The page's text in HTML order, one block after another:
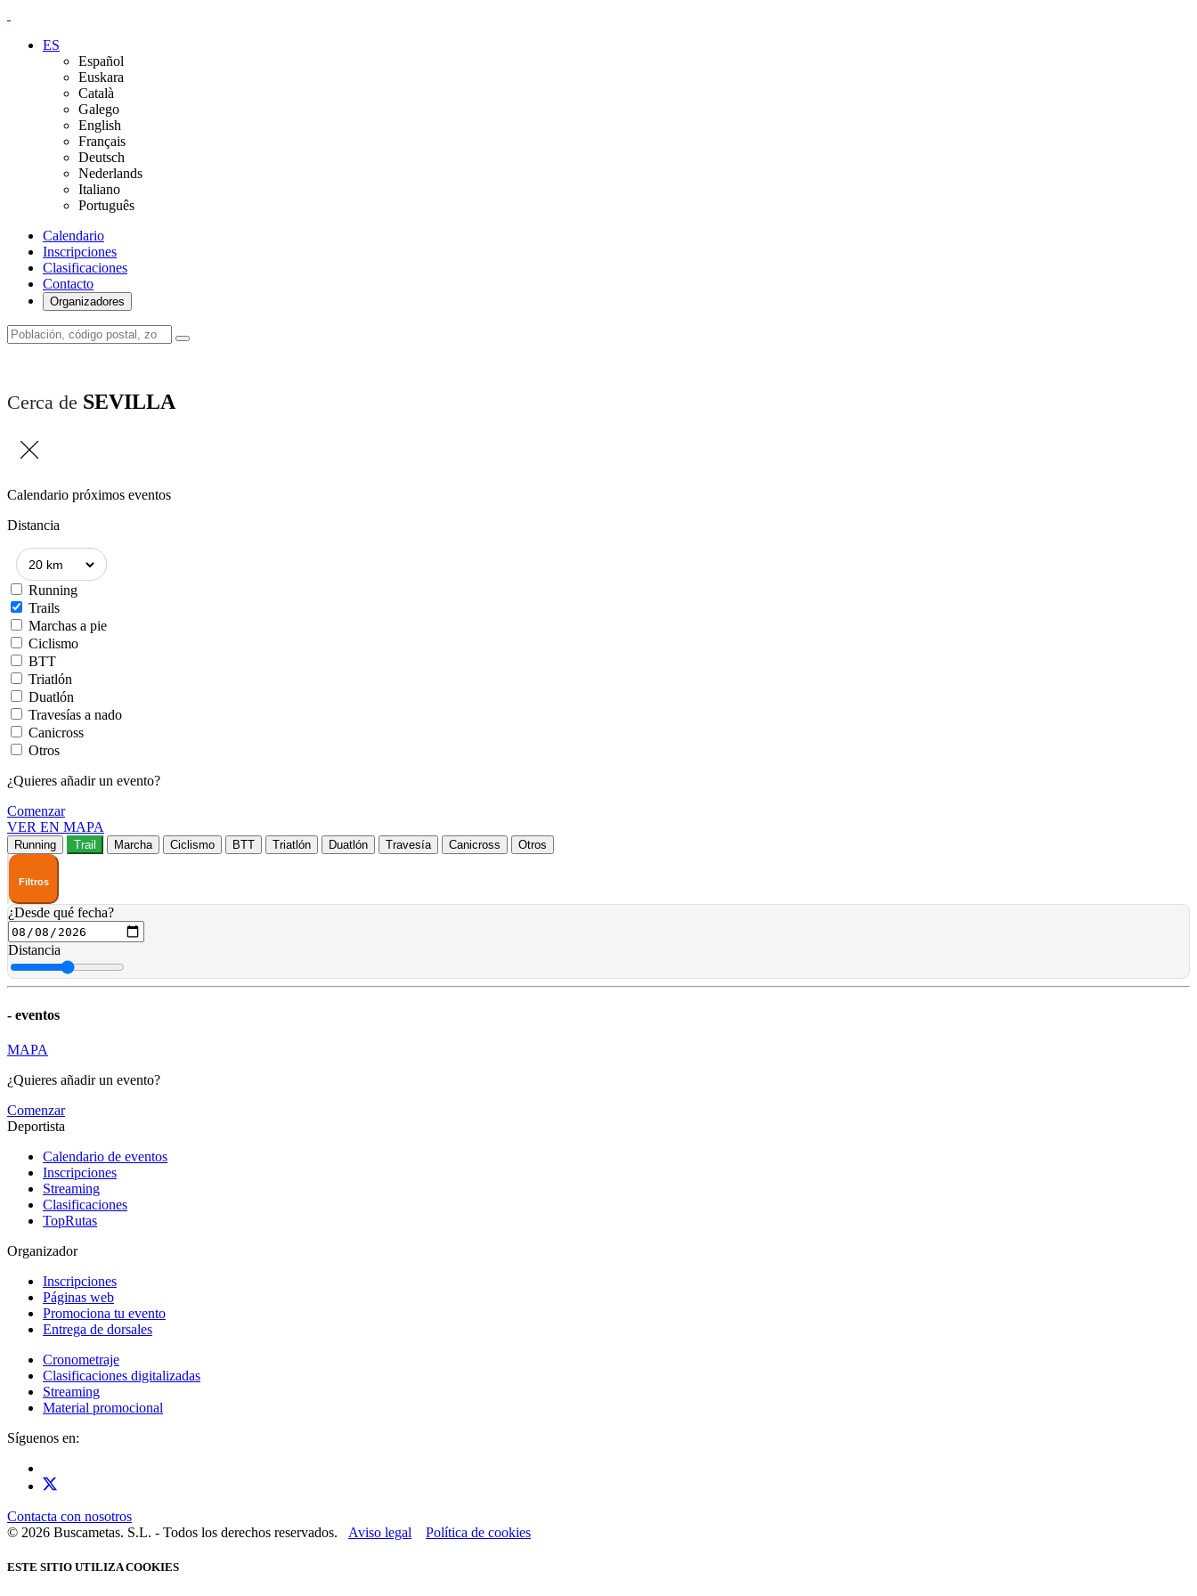
ES
Español
Euskara
Català
Galego
English
Français
Deutsch
Nederlands
Italiano
Português
Calendario
Inscripciones
Clasificaciones
Contacto
Organizadores
Cerca de SEVILLA
Calendario próximos eventos
Distancia
Running
Trails
Marchas a pie
Ciclismo
BTT
Triatlón
Duatlón
Travesías a nado
Canicross
Otros
¿Quieres añadir un evento?
Comenzar
VER EN MAPA
Running Trail Marcha Ciclismo BTT Triatlón Duatlón Travesía Canicross Otros
Filtros
¿Desde qué fecha?
Distancia
- eventos
MAPA
¿Quieres añadir un evento?
Comenzar
Deportista
Calendario de eventos
Inscripciones
Streaming
Clasificaciones
TopRutas
Organizador
Inscripciones
Páginas web
Promociona tu evento
Entrega de dorsales
Cronometraje
Clasificaciones digitalizadas
Streaming
Material promocional
Síguenos en:
Contacta con nosotros
© 2026 Buscametas. S.L. - Todos los derechos reservados. Aviso legal Política de cookies
ESTE SITIO UTILIZA COOKIES